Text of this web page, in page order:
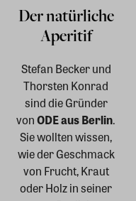
Der natürliche
Aperitif
Stefan Becker und
Thorsten Konrad
sind die Gründer
vonODE aus Berlin.
Sie wollten wissen,
wie der Geschmack
von Frucht, Kraut
oder Holz in seiner